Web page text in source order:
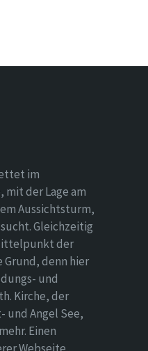
im
mit der Lage am
Aussichtsturm,
Gleichzeitig
der
denn hier
und
Kirche, der
Angel See,
Einen